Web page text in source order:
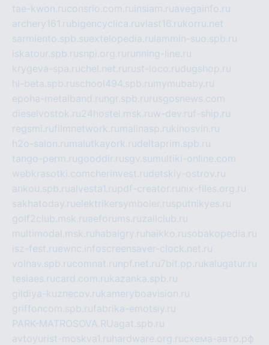
tae-kwon.ruconsrio.com.ru insiam.ruavegainfo.ru
archery161.rubigencyclica.ruvlast16.rukorru.net
sarmiento.spb.suextelopedia.ru lammin-suo.spb.ru
iskatour.spb.rusnpi.org.ru running-line.ru
krygeva-spa.ruchel.net.ru rust-loco.rudugshop.ru
hl-beta.spb.ruschool494.spb.ru mymubaby.ru
epoha-metalband.ru ngr.spb.ru rusgosnews.com
dieselvostok.ru24hostel.msk.ruw-dev.ruf-ship.ru
regsmi.rufilmnetwork.ru malinasp.rukinosvin.ru
h2o-salon.ru malutkayork.rudeltaprim.spb.ru
tango-perm.rugooddir.rusgv.su multiki-online.com
webkrasotki.comcherinvest.rudetskiy-ostrov.ru
ankou.spb.rualvesta1.rupdf-creator.ru nix-files.org.ru
sakhatoday.ruelektrikersymboler.rusputnikyes.ru
golf2club.msk.ruaeforums.ruzallclub.ru
multimodal.msk.ru habaigry.ru haikko.rusobakopedia.ru
isz-fest.ruewnc.infoscreensaver-clock.net.ru
volnav.spb.rucomnat.ru npf.net.ru 7bit.pp.rukalugatur.ru
tesiaes.rucard.com.rukazanka.spb.ru
gildiya-kuznecov.rukameryboavision.ru
griffoncom.spb.rufabrika-emotsiy.ru
PARK-MATROSOVA.RUagat.spb.ru
avtoyurist-moskva1.ru hardware.org.ruсхема-авто.рф